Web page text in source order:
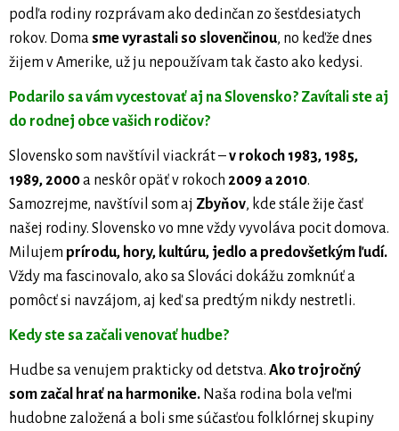
podľa rodiny rozprávam ako dedinčan zo šesťdesiatych
rokov. Domasme vyrastali so slovenčinou, no keďže dnes
žijem v Amerike, už ju nepoužívam tak často ako kedysi.
Podarilo sa vám vycestovať aj na Slovensko? Zavítali ste aj
do rodnej obce vašich rodičov?
Slovensko som navštívil viackrát –v rokoch 1983, 1985,
1989, 2000a neskôr opäť v rokoch 2009 a 2010.
Samozrejme, navštívil som aj Zbyňov, kde stále žije časť
našej rodiny. Slovensko vo mne vždy vyvoláva pocit domova.
Milujem prírodu, hory, kultúru, jedlo a predovšetkým ľudí.
Vždy ma fascinovalo, ako sa Slováci dokážu zomknúť a
pomôcť si navzájom, aj keď sa predtým nikdy nestretli.
Kedy ste sa začali venovať hudbe?
Hudbe sa venujem prakticky od detstva. Ako trojročný
som začal hrať na harmonike. Naša rodina bola veľmi
hudobne založená a boli sme súčasťou folklórnej skupiny